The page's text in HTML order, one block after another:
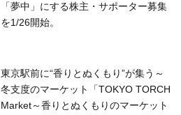
「夢中」にする株主・サポーター募集
を1/26開始。
東京駅前に“香りとぬくもり”が集う～
冬支度のマーケット「TOKYO TORCH
Market～香りとぬくもりのマーケット